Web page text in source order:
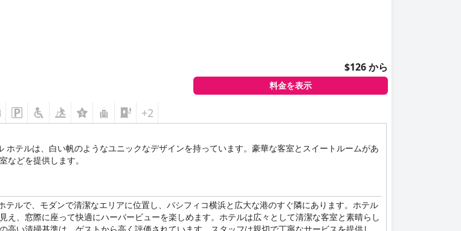
$126 から
料金を表示
+2
テルは、白い帆のようなユニックなデザインを持っています。豪華な客室とスイートルームがあ
などを提供します。
ルで、モダンで清潔なエリアに位置し、パシフィコ横浜と広大な港のすぐ隣にあります。ホテル
、窓際に座って快適にハーバービューを楽しめます。ホテルは広々として清潔な客室と素晴らし